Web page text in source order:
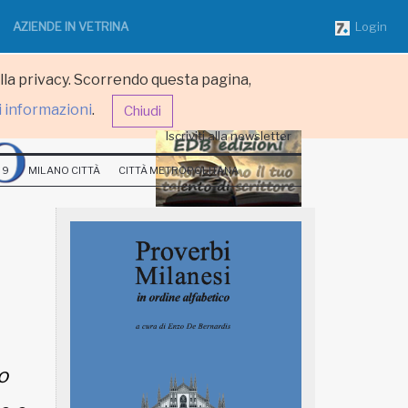
privacy. Scorrendo questa pagina,
informazioni. Chiudi
AZIENDE IN VETRINA Login
Iscriviti alla newsletter
9 MILANO CITTÀ CITTÀ METROPOLITANA